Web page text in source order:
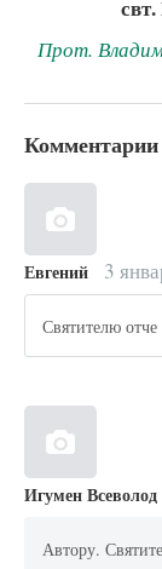
Прот.
Комментарии
Евгений 3
Святителю
Игумен Всеволод
Автору.